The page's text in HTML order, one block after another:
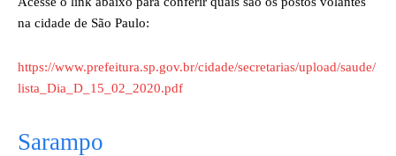
na cidade de São Paulo:
https://www.prefeitura.sp.gov.br/cidade/secretarias/upload/saude/
lista_Dia_D_15_02_2020.pdf
Sarampo